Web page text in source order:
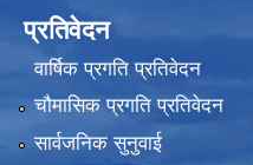
प्रतिवेदन
वार्षिक प्रगति प्रतिवेदन
चौमासिक प्रगति प्रतिवेदन
सार्वजनिक सुनुवाई